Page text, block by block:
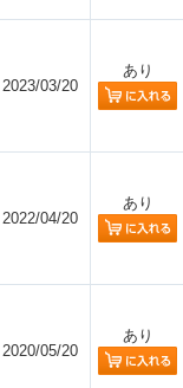
2023/03/20
あり
2022/04/20
あり
2020/05/20
あり